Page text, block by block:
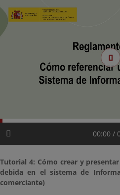
00:00 /
Tutorial 4: Cómo crear y
debida en el sistema de
comerciante)